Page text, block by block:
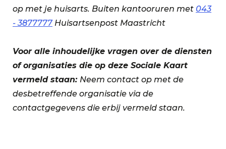
op met je huisarts. Buiten kantooruren met 043
- 3877777Huisartsenpost Maastricht
Voor alle inhoudelijke vragen over de diensten
of organisaties die op deze Sociale Kaart
vermeld staan: Neem contact op met de
desbetreffende organisatie via de
contactgegevens die erbij vermeld staan.